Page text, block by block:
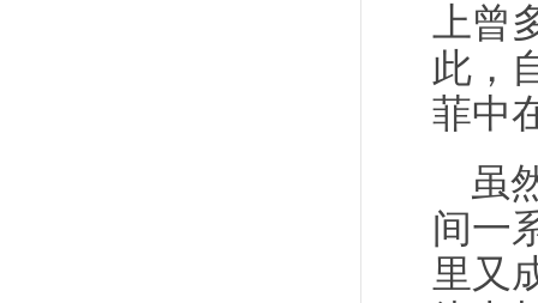
上
此，
菲中
虽
间一
里又